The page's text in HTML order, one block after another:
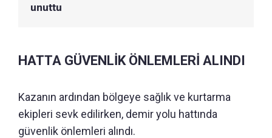
unuttu
HATTA GÜVENLİK ÖNLEMLERİ ALINDI
Kazanın ardından bölgeye sağlık ve kurtarma
ekipleri sevk edilirken, demir yolu hattında
güvenlik önlemleri alındı.